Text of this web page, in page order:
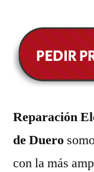
Reparación
de Duero
con la más